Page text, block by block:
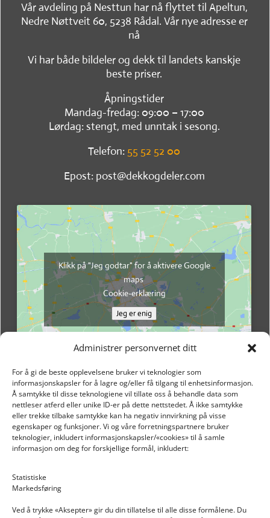
Administrer personvernet ditt
For å gi de beste opplevelsene bruker vi teknologier som
informasjonskapsler for å lagre og/eller få tilgang til enhetsinformasjon.
Å samtykke til disse teknologiene vil tillate oss å behandle data som
nettleser atferd eller unike ID-er på dette nettstedet. Å ikke samtykke
eller trekke tilbake samtykke kan ha negativ innvirkning på visse
egenskaper og funksjoner. Vi og våre forretningspartnere bruker
teknologier, inkludert informasjonskapsler/«cookies» til å samle
informasjon om deg for forskjellige formål, inkludert:
Statistiske
Markedsføring
Ved å trykke «Aksepter» gir du din tillatelse til alle disse formålene. Du
Vår avdeling på Nesttun har nå flyttet til Apeltun,
Nedre Nøttveit 60, 5238 Rådal. Vår nye adresse er
nå
Vi har både bildeler og dekk til landets kanskje
beste priser.
Åpningstider
Mandag-fredag: 09:00 – 17:00
Lørdag: stengt, med unntak i sesong.
Telefon: 55 52 52 00
Epost: post@dekkogdeler.com
Klikk på "Jeg godtar" for å aktivere Google
maps
Cookie-erklæring
Jeg er enig